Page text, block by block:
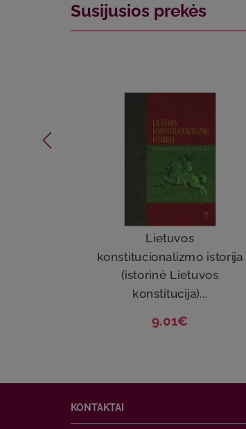
Susijusios prekės
Lietuvos
konstitucionalizmo istorija
(istorinė Lietuvos
konstitucija)...
9.01€
KONTAKTAI